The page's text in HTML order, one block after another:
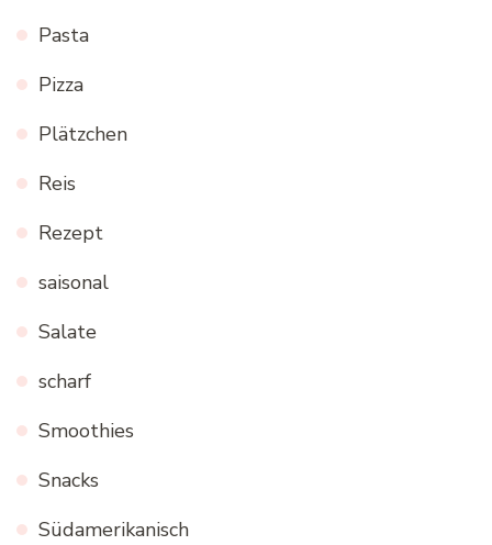
Pasta
Pizza
Plätzchen
Reis
Rezept
saisonal
Salate
scharf
Smoothies
Snacks
Südamerikanisch